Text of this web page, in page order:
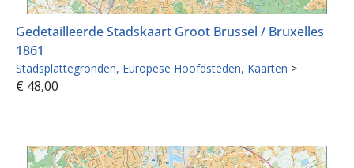
Gedetailleerde Stadskaart Groot Brussel / Bruxelles
1861
Stadsplattegronden Europese Hoofdsteden Kaarten >
€ 48,00